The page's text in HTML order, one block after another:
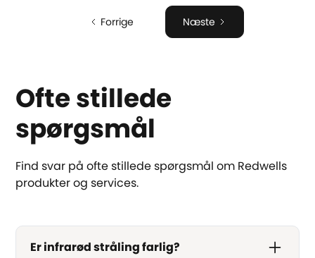
Forrige Næste
Ofte stillede
spørgsmål
Find svar på ofte stillede spørgsmål om Redwells
produkter og services.
Er infrarød stråling farlig?